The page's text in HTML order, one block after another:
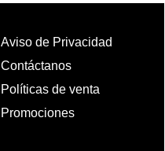
Aviso de Privacidad
Contáctanos
Políticas de venta
Promociones